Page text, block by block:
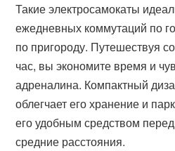
Такие электросамокаты
ежедневных коммутаций по
по пригороду. Путешествуя
час, вы экономите время и
адреналина. Компактный
облегчает его хранение и
его удобным средством
средние расстояния.